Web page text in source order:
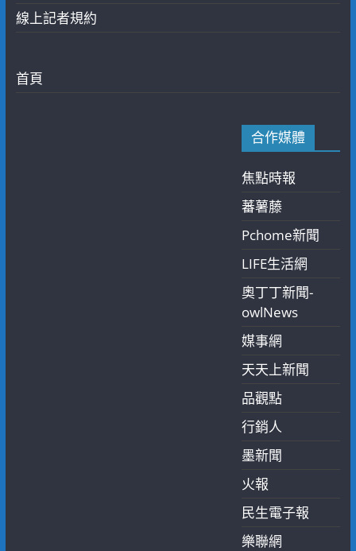
線上記者規約
首頁
合作媒體
焦點時報
蕃薯藤
Pchome新聞
LIFE生活網
奧丁丁新聞-
owlNews
媒事網
天天上新聞
品觀點
行銷人
墨新聞
火報
民生電子報
樂聯網